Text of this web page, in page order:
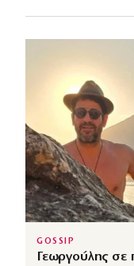
GOSSIP
Γεωργούλης σε